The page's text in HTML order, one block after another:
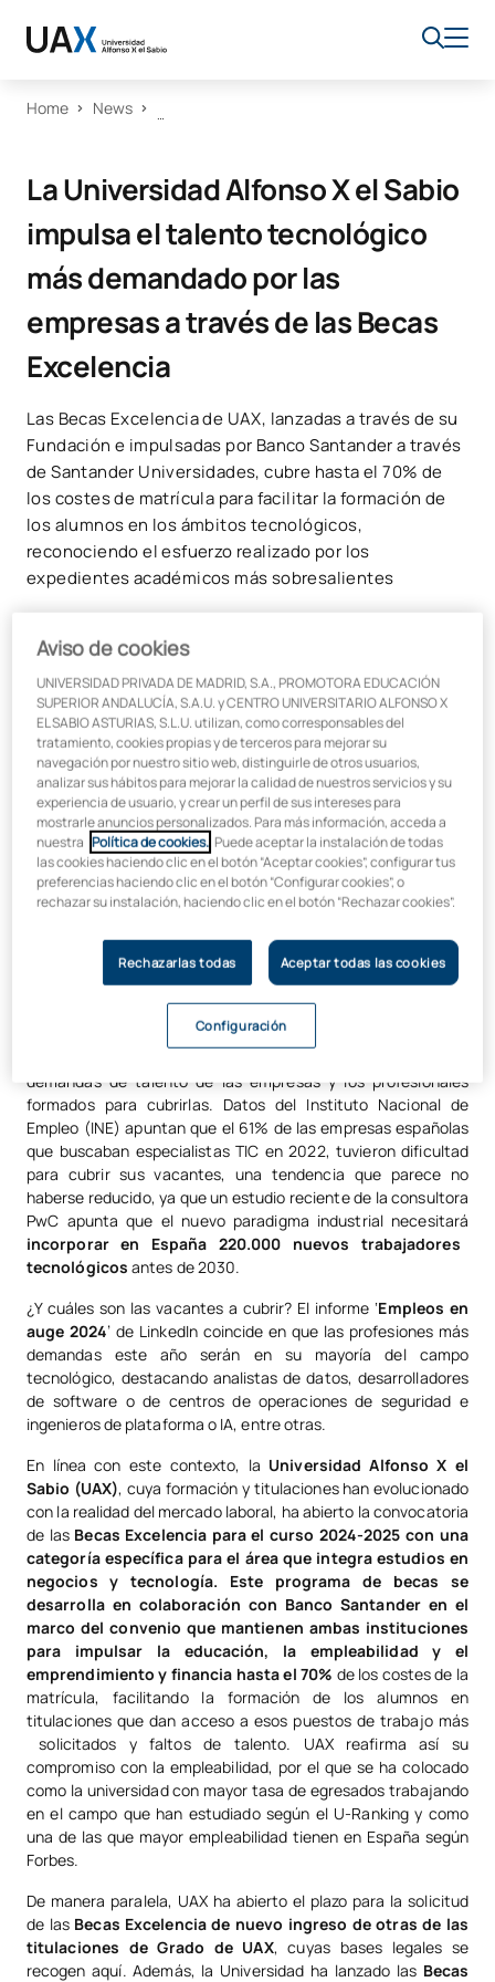
Home News
La Universidad Alfonso X el Sabio
impulsa el talento tecnológico
más demandado por las
empresas a través de las Becas
Excelencia
Las Becas Excelencia de UAX, lanzadas a través de su
Fundación e impulsadas por Banco Santander a través
de Santander Universidades, cubre hasta el 70% de
los costes de matrícula para facilitar la formación de
los alumnos en los ámbitos tecnológicos,
reconociendo el esfuerzo realizado por los
expedientes académicos más sobresalientes
profesiones TICse han convertido en las grandes
protagonistas del actual mercado laboral. El impacto de la
tecnología en las empresas, que ha evolucionado sectores
demandas de talento de las empresas y los profesionales
formados para cubrirlas. Datos del Instituto Nacional de
Empleo (INE) apuntan que el 61% de las empresas españolas
que buscaban especialistas TIC en 2022, tuvieron dificultad
para cubrir sus vacantes, una tendencia que parece no
haberse reducido, ya que un estudio reciente de la consultora
PwC apunta que el nuevo paradigma industrial necesitará
incorporar en España 220.000 nuevos trabajadores
tecnológicos antes de 2030.
¿Y cuáles son las vacantes a cubrir? El informe ‘Empleos en
auge 2024’ de LinkedIn coincide en que las profesiones más
demandas este año serán en su mayoría del campo
tecnológico, destacando analistas de datos, desarrolladores
de software o de centros de operaciones de seguridad e
ingenieros de plataforma o IA, entre otras.
En línea con este contexto, la Universidad Alfonso X el
Sabio (UAX), cuya formación y titulaciones han evolucionado
con la realidad del mercado laboral, ha abierto la convocatoria
de las Becas Excelencia para el curso 2024-2025 con una
categoría específica para el área que integra estudios en
negocios y tecnología. Este programa de becas se
desarrolla en colaboración con Banco Santander en el
marco del convenio que mantienen ambas instituciones
para impulsar la educación, la empleabilidad y el
emprendimiento y financia hasta el 70% de los costes de la
matrícula, facilitando la formación de los alumnos en
titulaciones que dan acceso a esos puestos de trabajo más
solicitados y faltos de talento. UAX reafirma así su
compromiso con la empleabilidad, por el que se ha colocado
como la universidad con mayor tasa de egresados trabajando
en el campo que han estudiado según el U-Ranking y como
una de las que mayor empleabilidad tienen en España según
Forbes.
De manera paralela, UAX ha abierto el plazo para la solicitud
de las Becas Excelencia de nuevo ingreso de otras de las
titulaciones de Grado de UAX, cuyas bases legales se
recogen aquí. Además, la Universidad ha lanzado las Becas
Aviso de cookies
UNIVERSIDAD PRIVADA DE MADRID, S.A., PROMOTORA EDUCACIÓN
SUPERIOR ANDALUCÍA, S.A.U. y CENTRO UNIVERSITARIO ALFONSO X
EL SABIO ASTURIAS, S.L.U. utilizan, como corresponsables del
tratamiento, cookies propias y de terceros para mejorar su
navegación por nuestro sitio web, distinguirle de otros usuarios,
analizar sus hábitos para mejorar la calidad de nuestros servicios y su
experiencia de usuario, y crear un perfil de sus intereses para
mostrarle anuncios personalizados. Para más información, acceda a
nuestra Política de cookies. . Puede aceptar la instalación de todas
las cookies haciendo clic en el botón “Aceptar cookies”, configurar tus
preferencias haciendo clic en el botón “Configurar cookies”, o
rechazar su instalación, haciendo clic en el botón “Rechazar cookies”.
Rechazarlas todas Aceptar todas las cookies
Configuración